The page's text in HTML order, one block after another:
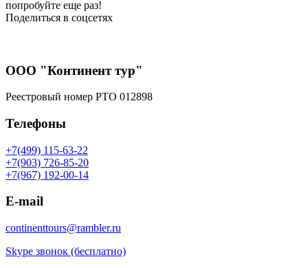
попробуйте еще раз!
Поделиться в соцсетях
ООО "Континент тур"
Реестровый номер РТО 012898
Телефоны
+7(499) 115-63-22
+7(903) 726-85-20
+7(967) 192-00-14
E-mail
continenttours@rambler.ru
Skype звонок (бесплатно)